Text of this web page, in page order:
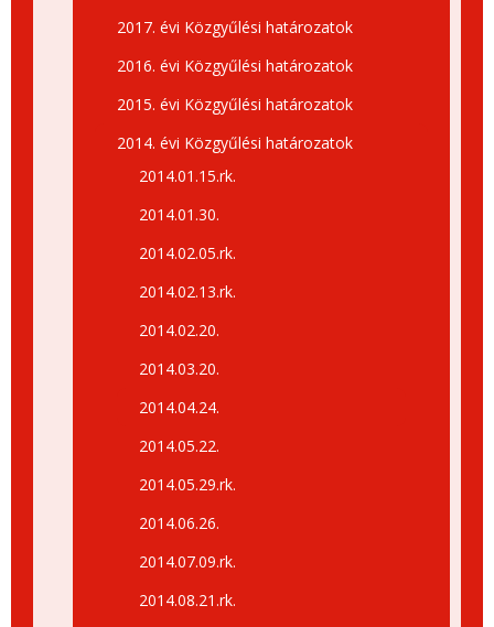
2017. évi Közgyűlési határozatok
2016. évi Közgyűlési határozatok
2015. évi Közgyűlési határozatok
2014. évi Közgyűlési határozatok
2014.01.15.rk.
2014.01.30.
2014.02.05.rk.
2014.02.13.rk.
2014.02.20.
2014.03.20.
2014.04.24.
2014.05.22.
2014.05.29.rk.
2014.06.26.
2014.07.09.rk.
2014.08.21.rk.